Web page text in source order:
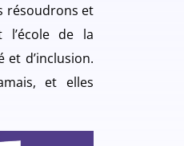
résoudrons et
l’école de la
et d’inclusion.
et elles